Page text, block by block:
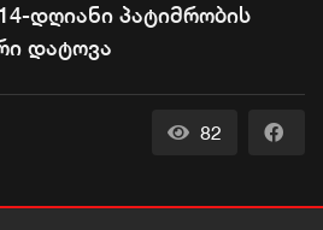
დღიანი პატიმრობის
დატოვა
82